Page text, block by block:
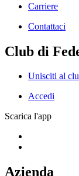
Carriere
Contattaci
Club di
Unisciti al
Accedi
Scarica l'app
Azienda